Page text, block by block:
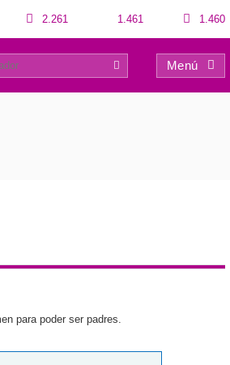
2.261 1.461 1.460
Menú
0
para poder ser padres.